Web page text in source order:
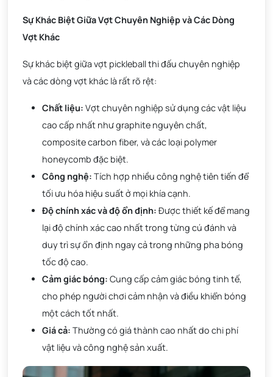
Sự Khác Biệt Giữa Vợt Chuyên Nghiệp và Các Dòng
Vợt Khác
Sự khác biệt giữa vợt pickleball thi đấu chuyên nghiệp
và các dòng vợt khác là rất rõ rệt:
Chất liệu: Vợt chuyên nghiệp sử dụng các vật liệu
cao cấp nhất như graphite nguyên chất,
composite carbon fiber, và các loại polymer
honeycomb đặc biệt.
Công nghệ: Tích hợp nhiều công nghệ tiên tiến để
tối ưu hóa hiệu suất ở mọi khía cạnh.
Độ chính xác và độ ổn định: Được thiết kế để mang
lại độ chính xác cao nhất trong từng cú đánh và
duy trì sự ổn định ngay cả trong những pha bóng
tốc độ cao.
Cảm giác bóng: Cung cấp cảm giác bóng tinh tế,
cho phép người chơi cảm nhận và điều khiển bóng
một cách tốt nhất.
Giá cả: Thường có giá thành cao nhất do chi phí
vật liệu và công nghệ sản xuất.